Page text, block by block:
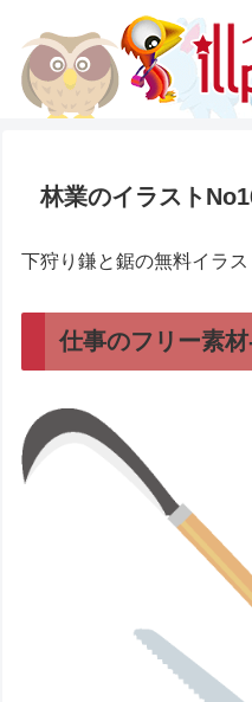
林業のイラスト
下狩り鎌と鋸の無料イラス
仕事のフリー素